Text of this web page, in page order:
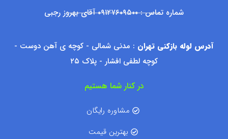
شماره تماس : ۰۹۱۲۷۶۰۹۵۰۰ آقای بهروز رجبی
آدرس لوله بازکنی تهران : مدنی شمالی - کوچه ی آهن دوست -
کوچه لطفی افشار - پلاک ۲۵
در کنار شما هستیم
مشاوره رایگان
بهترین قیمت